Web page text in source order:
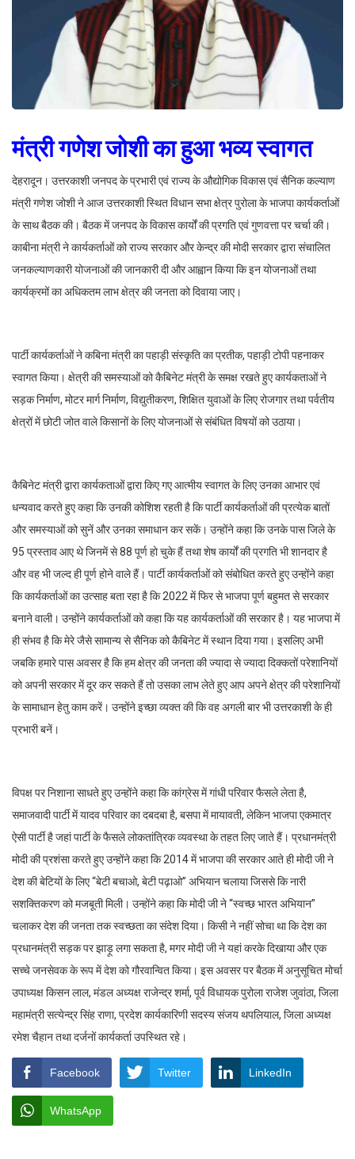
मंत्री गणेश जोशी का हुआ भव्य स्वागत
देहरादून। उत्तरकाशी जनपद के प्रभारी एवं राज्य के औद्योगिक विकास एवं सैनिक कल्याण
मंत्री गणेश जोशी ने आज उत्तरकाशी स्थित विधान सभा क्षेत्र पुरोला के भाजपा कार्यकर्ताओं
के साथ बैठक की। बैठक में जनपद के विकास कार्यों की प्रगति एवं गुणवत्ता पर चर्चा की।
काबीना मंत्री ने कार्यकर्ताओं को राज्य सरकार और केन्द्र की मोदी सरकार द्वारा संचालित
जनकल्याणकारी योजनाओं की जानकारी दी और आह्वान किया कि इन योजनाओं तथा
कार्यक्रमों का अधिकतम लाभ क्षेत्र की जनता को दिवाया जाए।
पार्टी कार्यकर्ताओं ने कबिना मंत्री का पहाड़ी संस्कृति का प्रतीक, पहाड़ी टोपी पहनाकर
स्वागत किया। क्षेत्री की समस्याओं को कैबिनेट मंत्री के समक्ष रखते हुए कार्यकताओं ने
सड़क निर्माण, मोटर मार्ग निर्माण, विद्युतीकरण, शिक्षित युवाओं के लिए रोजगार तथा पर्वतीय
क्षेत्रों में छोटी जोत वाले किसानों के लिए योजनाओं से संबंधित विषयों को उठाया।
कैबिनेट मंत्री द्वारा कार्यकताओं द्वारा किए गए आत्मीय स्वागत के लिए उनका आभार एवं
धन्यवाद करते हुए कहा कि उनकी कोशिश रहती है कि पार्टी कार्यकर्ताओं की प्रत्येक बातों
और समस्याओं को सुनें और उनका समाधान कर सकें। उन्होंने कहा कि उनके पास जिले के
95 प्रस्ताव आए थे जिनमें से 88 पूर्ण हो चुके हैं तथा शेष कार्यों की प्रगति भी शानदार है
और वह भी जल्द ही पूर्ण होने वाले हैं। पार्टी कार्यकर्ताओं को संबोधित करते हुए उन्होंने कहा
कि कार्यकर्ताओं का उत्साह बता रहा है कि 2022 में फिर से भाजपा पूर्ण बहुमत से सरकार
बनाने वाली। उन्होंने कार्यकर्ताओं को कहा कि यह कार्यकर्ताओं की सरकार है। यह भाजपा में
ही संभव है कि मेरे जैसे सामान्य से सैनिक को कैबिनेट में स्थान दिया गया। इसलिए अभी
जबकि हमारे पास अवसर है कि हम क्षेत्र की जनता की ज्यादा से ज्यादा दिक्कतों परेशानियों
को अपनी सरकार में दूर कर सकते हैं तो उसका लाभ लेते हुए आप अपने क्षेत्र की परेशानियों
के सामाधान हेतु काम करें। उन्होंने इच्छा व्यक्त की कि वह अगली बार भी उत्तरकाशी के ही
प्रभारी बनें।
विपक्ष पर निशाना साधते हुए उन्होंने कहा कि कांग्रेस में गांधी परिवार फैसले लेता है,
समाजवादी पार्टी में यादव परिवार का दबदबा है, बसपा में मायावती, लेकिन भाजपा एकमात्र
ऐसी पार्टी है जहां पार्टी के फैसले लोकतांत्रिक व्यवस्था के तहत लिए जाते हैं। प्रधानमंत्री
मोदी की प्रशंसा करते हुए उन्होंने कहा कि 2014 में भाजपा की सरकार आते ही मोदी जी ने
देश की बेटियों के लिए ‘‘बेटी बचाओ, बेटी पढ़ाओ’’ अभियान चलाया जिससे कि नारी
सशक्तिकरण को मजबूती मिली। उन्होंने कहा कि मोदी जी ने ‘‘स्वच्छ भारत अभियान’’
चलाकर देश की जनता तक स्वच्छता का संदेश दिया। किसी ने नहीं सोचा था कि देश का
प्रधानमंत्री सड़क पर झाड़ू लगा सकता है, मगर मोदी जी ने यहां करके दिखाया और एक
सच्चे जनसेवक के रूप में देश को गौरवान्वित किया। इस अवसर पर बैठक में अनुसूचित मोर्चा
उपाध्यक्ष किसन लाल, मंडल अध्यक्ष राजेन्द्र शर्मा, पूर्व विधायक पुरोला राजेश जुवांठा, जिला
महामंत्री सत्येन्द्र सिंह राणा, प्रदेश कार्यकारिणी सदस्य संजय थपलियाल, जिला अध्यक्ष
रमेश चैहान तथा दर्जनों कार्यकर्ता उपस्थित रहे।
Facebook Twitter LinkedIn
WhatsApp